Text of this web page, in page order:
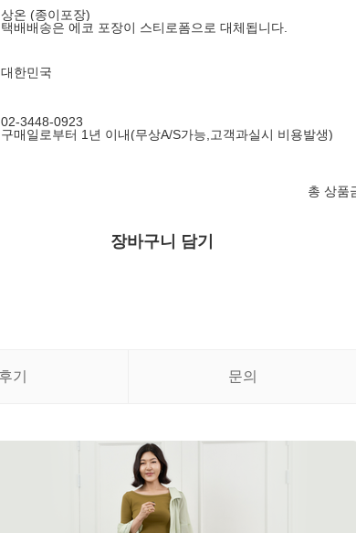
상온 (종이포장)
택배배송은 에코 포장이 스티로폼으로 대체됩니다.
대한민국
02-3448-0923
구매일로부터 1년 이내(무상A/S가능,고객과실시 비용발생)
총 상품
장바구니 담기
후기 문의